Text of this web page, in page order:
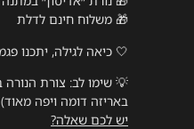
🎁 משלוח חינם לדלת
🤍 כיאה לגילה, יתכנו
💡 שימו לב: צורת
באריזה דומה ויפה מאוד)
יש לכם שאלה?